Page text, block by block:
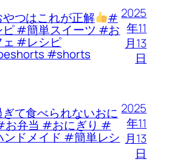
つはこれが正解 #
ピ #簡単スイーツ #お
ェ #レシピ
#shorts
2025
年11
月13
日
て食べられないおに
弁当 #おにぎり #
ドメイド #簡単レシ
2025
年11
月13
日